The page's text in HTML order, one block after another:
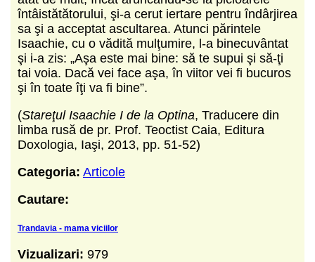
întâistătătorului, şi-a cerut iertare pentru îndârjirea
sa şi a acceptat ascultarea. Atunci părintele
Isaachie, cu o vădită mulţumire, l-a binecuvântat
şi i-a zis: „Aşa este mai bine: să te supui şi să-ţi
tai voia. Dacă vei face aşa, în viitor vei fi bucuros
şi în toate îţi va fi bine”.
(Stareţul Isaachie I de la Optina, Traducere din
limba rusă de pr. Prof. Teoctist Caia, Editura
Doxologia, Iaşi, 2013, pp. 51-52)
Categoria: Articole
Cautare:
Trandavia - mama viciilor
Vizualizari: 979